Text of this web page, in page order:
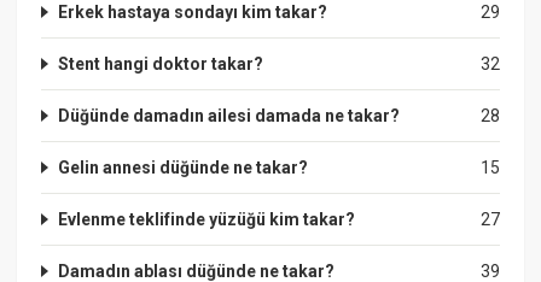
29
Erkek hastaya sondayı kim takar?
32
Stent hangi doktor takar?
28
Düğünde damadın ailesi damada ne takar?
15
Gelin annesi düğünde ne takar?
27
Evlenme teklifinde yüzüğü kim takar?
39
Damadın ablası düğünde ne takar?